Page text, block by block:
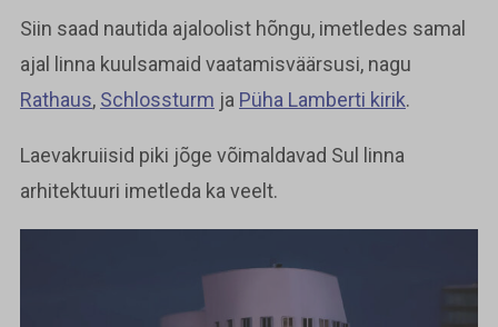
Siin saad nautida ajaloolist hõngu, imetledes samal
ajal linna kuulsamaid vaatamisväärsusi, nagu
Rathaus, Schlossturm ja Püha Lamberti kirik.
Laevakruiisid piki jõge võimaldavad Sul linna
arhitektuuri imetleda ka veelt.